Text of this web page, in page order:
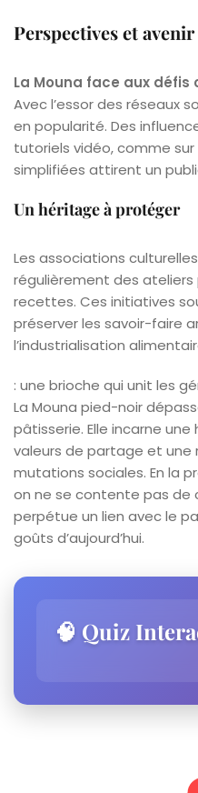
Perspectives et
La Mouna face aux
Avec l’essor des réseaux
en popularité. Des
tutoriels vidéo, comme
simplifiées attirent un
Un héritage à protéger
Les associations
régulièrement des
recettes. Ces initiatives
préserver les savoir-faire
l’industrialisation
: une brioche qui unit les
La Mouna pied-noir
pâtisserie. Elle incarne
valeurs de partage et une
mutations sociales. En la
on ne se contente pas de
perpétue un lien avec le
goûts d’aujourd’hui.
🧠 Quiz